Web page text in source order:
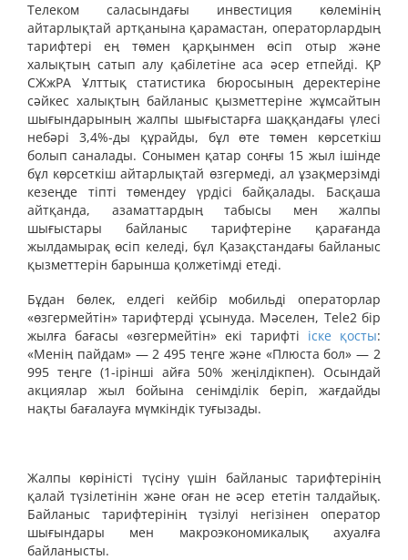
Телеком саласындағы инвестиция көлемінің
айтарлықтай артқанына қарамастан, операторлардың
тарифтері ең төмен қарқынмен өсіп отыр және
халықтың сатып алу қабілетіне аса әсер етпейді. ҚР
СЖжРА Ұлттық статистика бюросының деректеріне
сәйкес халықтың байланыс қызметтеріне жұмсайтын
шығындарының жалпы шығыстарға шаққандағы үлесі
небәрі 3,4%-ды құрайды, бұл өте төмен көрсеткіш
болып саналады. Сонымен қатар соңғы 15 жыл ішінде
бұл көрсеткіш айтарлықтай өзгермеді, ал ұзақмерзімді
кезеңде тіпті төмендеу үрдісі байқалады. Басқаша
айтқанда, азаматтардың табысы мен жалпы
шығыстары байланыс тарифтеріне қарағанда
жылдамырақ өсіп келеді, бұл Қазақстандағы байланыс
қызметтерін барынша қолжетімді етеді.
Бұдан бөлек, елдегі кейбір мобильді операторлар
«өзгермейтін» тарифтерді ұсынуда. Мәселен, Tele2 бір
жылға бағасы «өзгермейтін» екі тарифті іске қосты:
«Менің пайдам» — 2 495 теңге және «Плюста бол» — 2
995 теңге (1-ірінші айға 50% жеңілдікпен). Осындай
акциялар жыл бойына сенімділік беріп, жағдайды
нақты бағалауға мүмкіндік туғызады.
Жалпы көріністі түсіну үшін байланыс тарифтерінің
қалай түзілетінін және оған не әсер ететін талдайық.
Байланыс тарифтерінің түзілуі негізінен оператор
шығындары мен макроэкономикалық ахуалға
байланысты.